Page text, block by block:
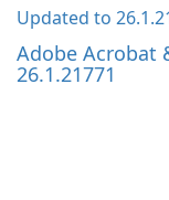
Adobe Acrobat
26.1.21771